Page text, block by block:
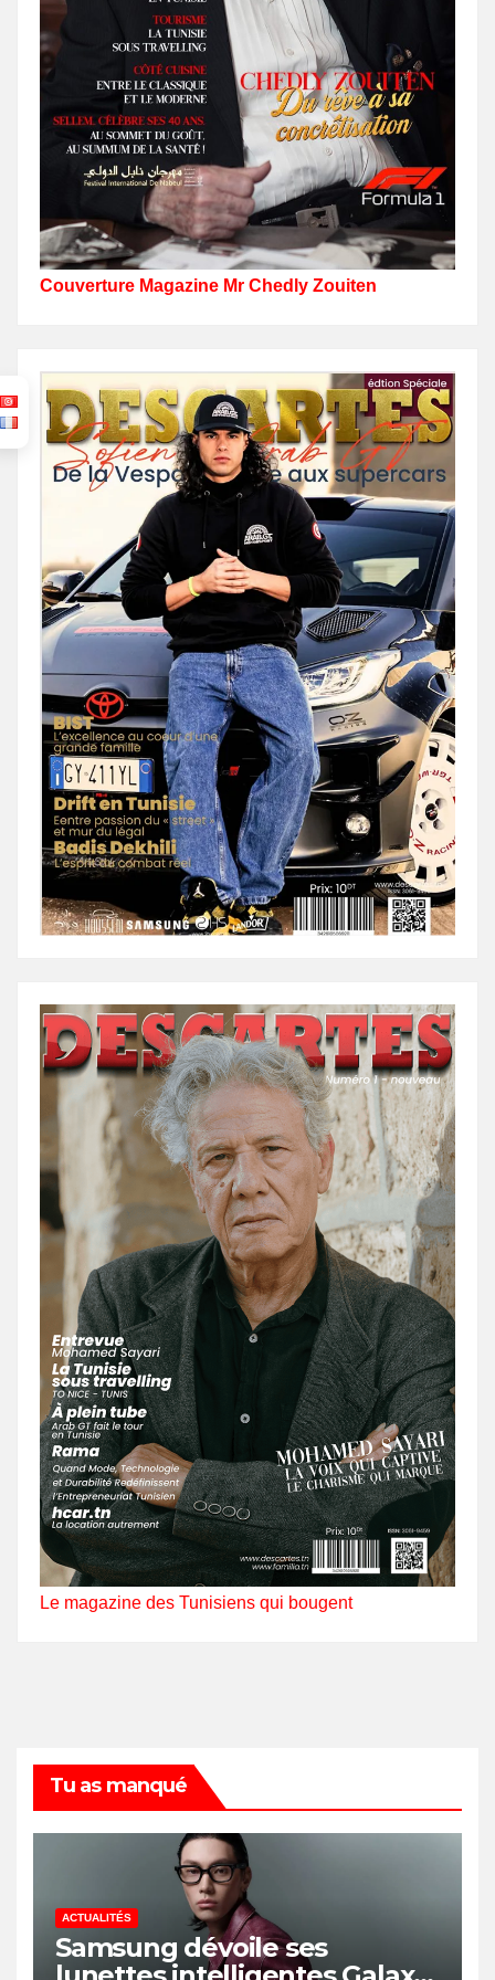
Couverture Magazine Mr Chedly Zouiten
Le magazine des Tunisiens qui bougent
Tu as manqué
ACTUALITÉS
Samsung dévoile ses